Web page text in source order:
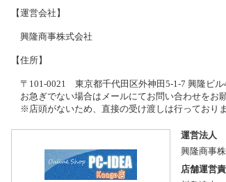
【運営会社】
興隆商事株式会社
【住所】
〒101-0021 東京都千代田区外神田5-1-7 興隆ビル
お急ぎでない場合はメールにてお問い合わせをお
※店頭がないため、直接の受け渡しは行っておりま
運営法人
興隆商事
店舗運営